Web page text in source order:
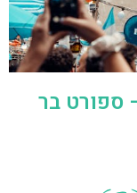
ספורט בר